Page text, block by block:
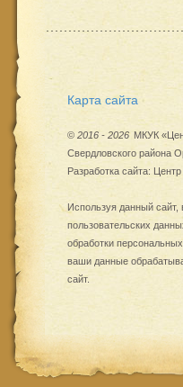
Карта сайта
© 2016 - 2026 МКУК
Свердловского района
Разработка сайта:
Используя данный сайт,
пользовательских
обработки
ваши данные
сайт.